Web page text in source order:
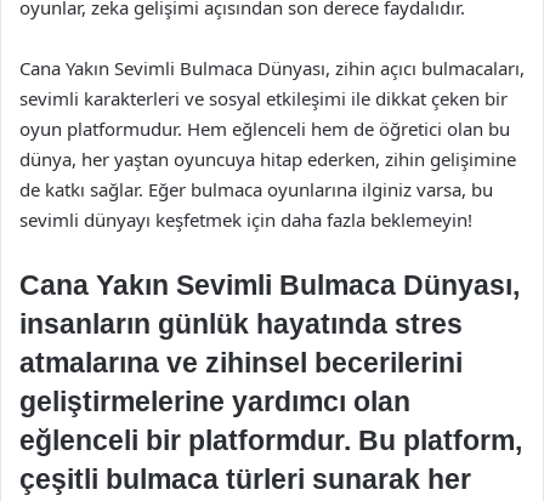
oyunlar, zeka gelişimi açısından son derece faydalıdır.
Cana Yakın Sevimli Bulmaca Dünyası, zihin açıcı bulmacaları,
sevimli karakterleri ve sosyal etkileşimi ile dikkat çeken bir
oyun platformudur. Hem eğlenceli hem de öğretici olan bu
dünya, her yaştan oyuncuya hitap ederken, zihin gelişimine
de katkı sağlar. Eğer bulmaca oyunlarına ilginiz varsa, bu
sevimli dünyayı keşfetmek için daha fazla beklemeyin!
Cana Yakın Sevimli Bulmaca Dünyası,
insanların günlük hayatında stres
atmalarına ve zihinsel becerilerini
geliştirmelerine yardımcı olan
eğlenceli bir platformdur. Bu platform,
çeşitli bulmaca türleri sunarak her